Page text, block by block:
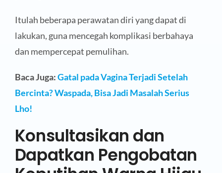
Itulah beberapa perawatan diri yang dapat di
lakukan, guna mencegah komplikasi berbahaya
dan mempercepat pemulihan.
Baca Juga:Gatal pada Vagina Terjadi Setelah
Bercinta? Waspada, Bisa Jadi Masalah Serius
Lho!
Konsultasikan dan
Dapatkan Pengobatan